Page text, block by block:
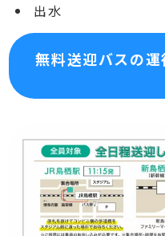
出水
無料送迎バスの